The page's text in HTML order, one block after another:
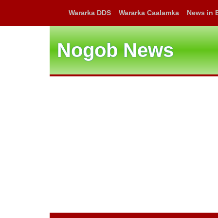
Wararka DDS Wararka Caalamka News in
Nogob News